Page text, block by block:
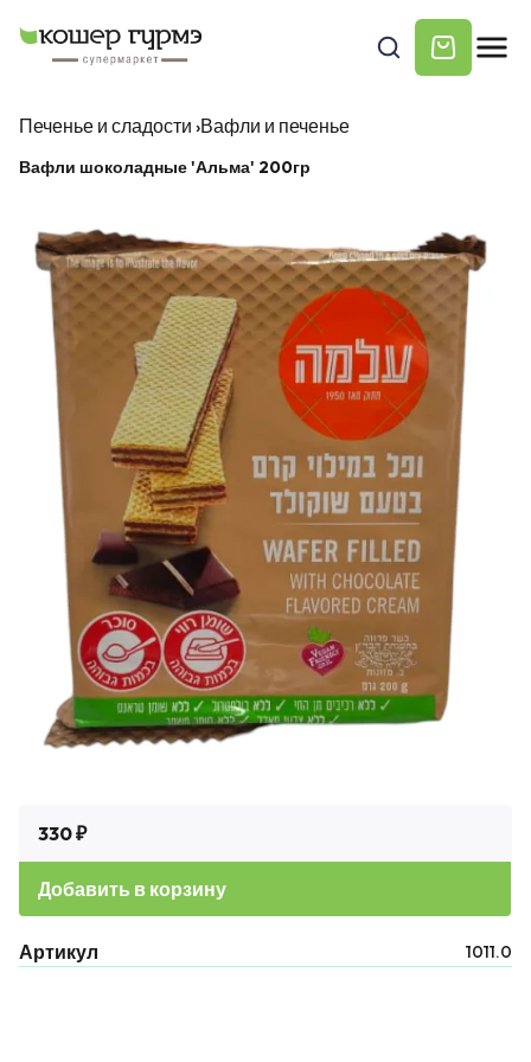
Печенье и сладости ›Вафли и печенье
Вафли шоколадные 'Альма' 200гр
330 ₽
Добавить в корзину
Артикул 1011.0